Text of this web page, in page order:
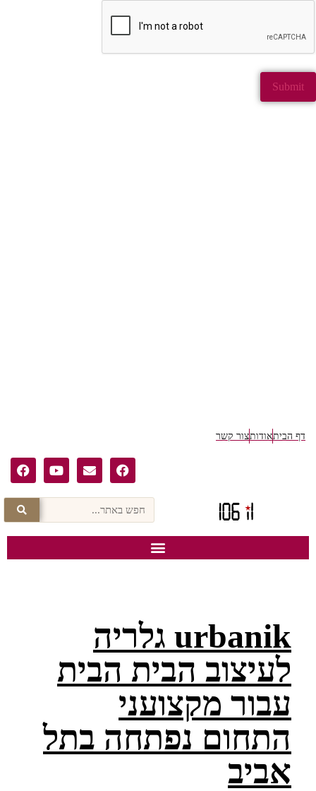
דף הביתאודותצור קשר
urbanik גלריה
לעיצוב הבית הבית
עבור מקצועני
התחום נפתחה בתל
אביב